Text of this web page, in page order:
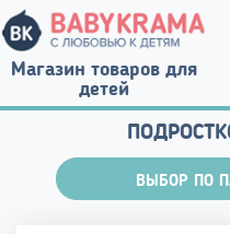
Магазин товаров для
детей
ВЫБОР ПО